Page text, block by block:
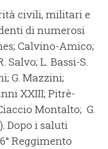
civili, militari e
di numerosi
Calvino-Amico;
Salvo; L. Bassi-S.
G. Mazzini;
XXIII; Pitrè-
Montalto; G.
Dopo i saluti
Reggimento